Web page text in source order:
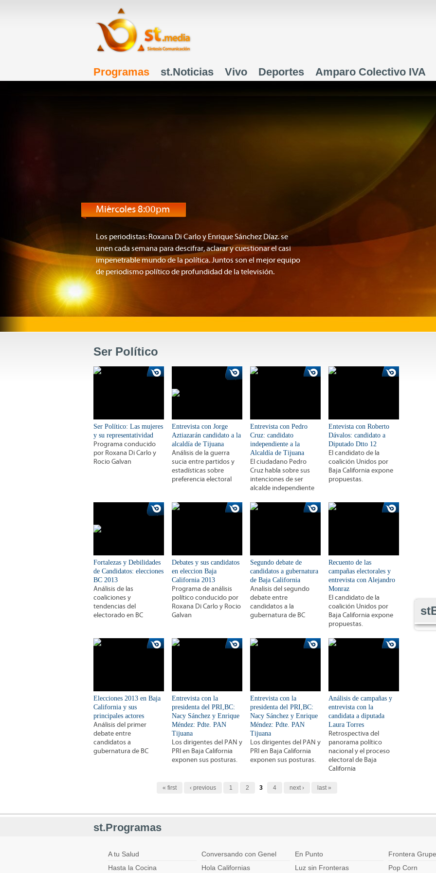
Menú principal
Programas st.Noticias Vivo Deportes Amparo Colectivo IVA
Miércoles 8:00pm
Los periodistas: Roxana Di Carlo y Enrique Sánchez Díaz. se
unen cada semana para descifrar, aclarar y cuestionar el casi
impenetrable mundo de la política. Juntos son el mejor equipo
de periodismo político de profundidad de la televisión.
Ser Político
Ser Político: Las mujeres
y su representatividad
Programa conducido
por Roxana Di Carlo y
Rocio Galvan
Entrevista con Jorge
Aztiazarán candidato a la
alcaldía de Tijuana
Análisis de la guerra
sucia entre partidos y
estadísticas sobre
preferencia electoral
Entrevista con Pedro
Cruz: candidato
independiente a la
Alcaldía de Tijuana
El ciudadano Pedro
Cruz habla sobre sus
intenciones de ser
alcalde independiente
Entevista con Roberto
Dávalos: candidato a
Diputado Dtto 12
El candidato de la
coalición Unidos por
Baja California expone
propuestas.
Fortalezas y Debilidades
de Candidatos: elecciones
BC 2013
Análisis de las
coaliciones y
tendencias del
electorado en BC
Debates y sus candidatos
en eleccion Baja
California 2013
Programa de análisis
político conducido por
Roxana Di Carlo y Rocio
Galvan
Segundo debate de
candidatos a gubernatura
de Baja California
Analisis del segundo
debate entre
candidatos a la
gubernatura de BC
Recuento de las
campañas electorales y
entrevista con Alejandro
Monraz
El candidato de la
coalición Unidos por
Baja California expone
propuestas.
Elecciones 2013 en Baja
California y sus
principales actores
Análisis del primer
debate entre
candidatos a
gubernatura de BC
Entrevista con la
presidenta del PRI,BC:
Nacy Sánchez y Enrique
Méndez: Pdte. PAN
Tijuana
Los dirigentes del PAN y
PRI en Baja California
exponen sus posturas.
Entrevista con la
presidenta del PRI,BC:
Nacy Sánchez y Enrique
Méndez: Pdte. PAN
Tijuana
Los dirigentes del PAN y
PRI en Baja California
exponen sus posturas.
Análisis de campañas y
entrevista con la
candidata a diputada
Laura Torres
Retrospectiva del
panorama político
nacional y el proceso
electoral de Baja
California
« first ‹ previous 1 2 3 4 next › last »
st.Programas
A tu Salud Conversando con Genel En Punto
Frontera
Hasta la Cocina
Hola Californias Luz sin Fronteras Pop Corn